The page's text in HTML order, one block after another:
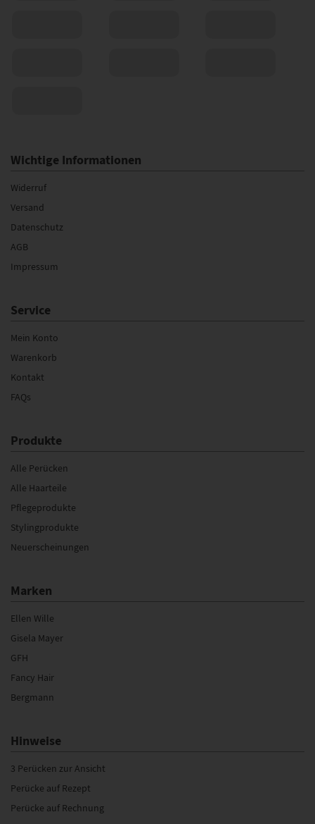
Wichtige Informationen
Widerruf
Versand
Datenschutz
AGB
Impressum
Service
Mein Konto
Warenkorb
Kontakt
FAQs
Produkte
Alle Perücken
Alle Haarteile
Pflegeprodukte
Stylingprodukte
Neuerscheinungen
Marken
Ellen Wille
Gisela Mayer
GFH
Fancy Hair
Bergmann
Hinweise
3 Perücken zur Ansicht
Perücke auf Rezept
Perücke auf Rechnung